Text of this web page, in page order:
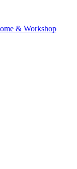
& Workshop